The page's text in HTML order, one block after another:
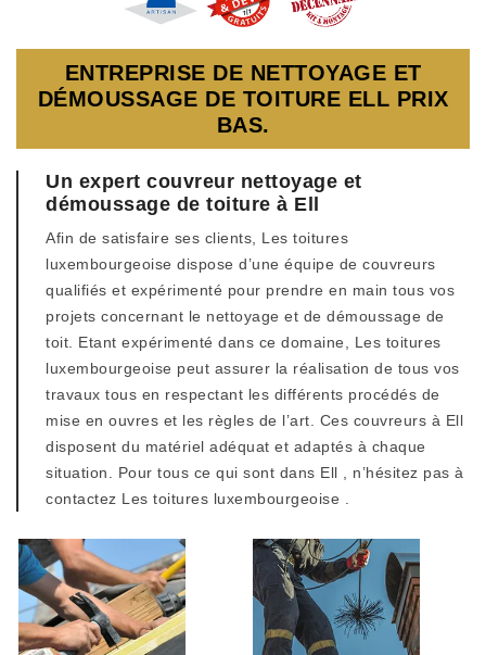
ENTREPRISE DE NETTOYAGE ET
DÉMOUSSAGE DE TOITURE ELL PRIX
BAS.
Un expert couvreur nettoyage et
démoussage de toiture à Ell
Afin de satisfaire ses clients, Les toitures
luxembourgeoise dispose d’une équipe de couvreurs
qualifiés et expérimenté pour prendre en main tous vos
projets concernant le nettoyage et de démoussage de
toit. Etant expérimenté dans ce domaine, Les toitures
luxembourgeoise peut assurer la réalisation de tous vos
travaux tous en respectant les différents procédés de
mise en ouvres et les règles de l’art. Ces couvreurs à Ell
disposent du matériel adéquat et adaptés à chaque
situation. Pour tous ce qui sont dans Ell , n’hésitez pas à
contactez Les toitures luxembourgeoise .